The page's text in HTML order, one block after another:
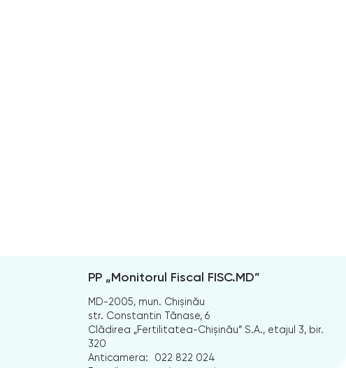
PP „Monitorul Fiscal FISC.MD”
MD-2005, mun. Chișinău
str. Constantin Tănase, 6
Clădirea „Fertilitatea-Chișinău” S.A., etajul 3, bir.
320
Anticamera:
022 822 024